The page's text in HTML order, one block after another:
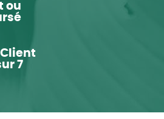
ou
7